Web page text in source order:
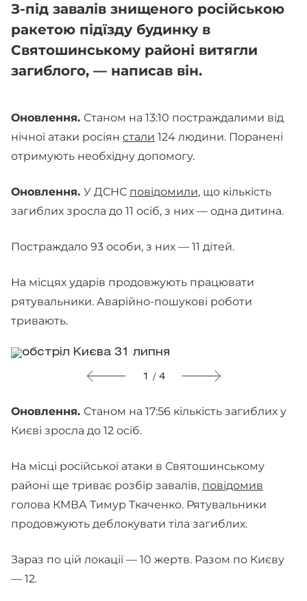
З-під завалів знищеного російською
ракетою підїзду будинку в
Святошинському районі витягли
загиблого, — написав він.
Оновлення. Станом на 13:10 постраждалими від
нічної атаки росіян стали 124 людини. Поранені
отримують необхідну допомогу.
Оновлення. У ДСНС повідомили, що кількість
загиблих зросла до 11 осіб, з них — одна дитина.
Постраждало 93 особи, з них — 11 дітей.
На місцях ударів продовжують працювати
рятувальники. Аварійно-пошукові роботи
тривають.
1 / 4
Оновлення. Станом на 17:56 кількість загиблих у
Києві зросла до 12 осіб.
На місці російської атаки в Святошинському
районі ще триває розбір завалів, повідомив
голова КМВА Тимур Ткаченко. Рятувальники
продовжують деблокувати тіла загиблих.
Зараз по цій локації — 10 жертв. Разом по Києву
— 12.